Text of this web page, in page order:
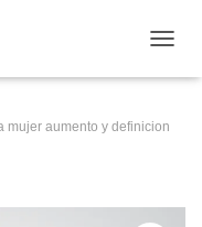
mujer aumento y definicion